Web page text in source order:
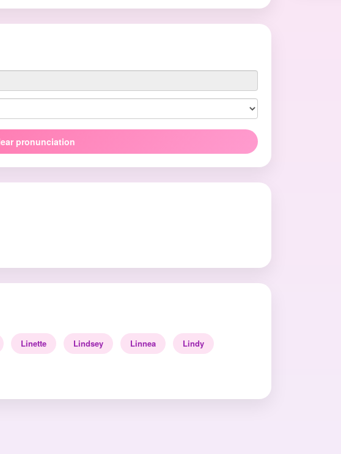
pronunciation
Linette Lindsey Linnea Lindy